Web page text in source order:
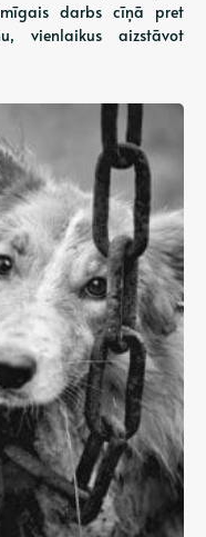
darbs cīņā pret
vienlaikus aizstāvot